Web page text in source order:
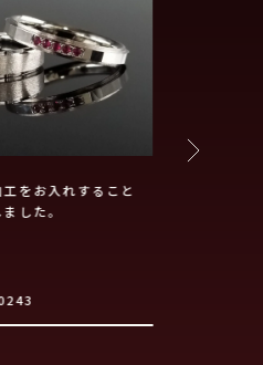
をお入れすること
した。